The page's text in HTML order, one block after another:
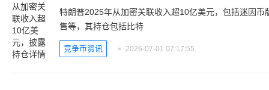
特朗普2025年从加密关联收入超10亿美元，包括迷因
售等，其持仓包括比特
竞争币资讯 2026-07-01 07:17:55